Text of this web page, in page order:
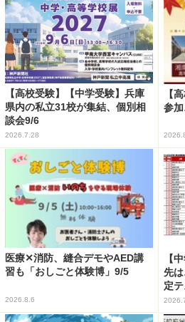
【高校受験】【中学受験】兵庫
県内の私立31校が集結、個別相
談会9/6
2026.7.28
【
参
医療✕消防、縫合デモやAED講
習も「おしごと体験博」9/5
2026.8.6
【
先
定